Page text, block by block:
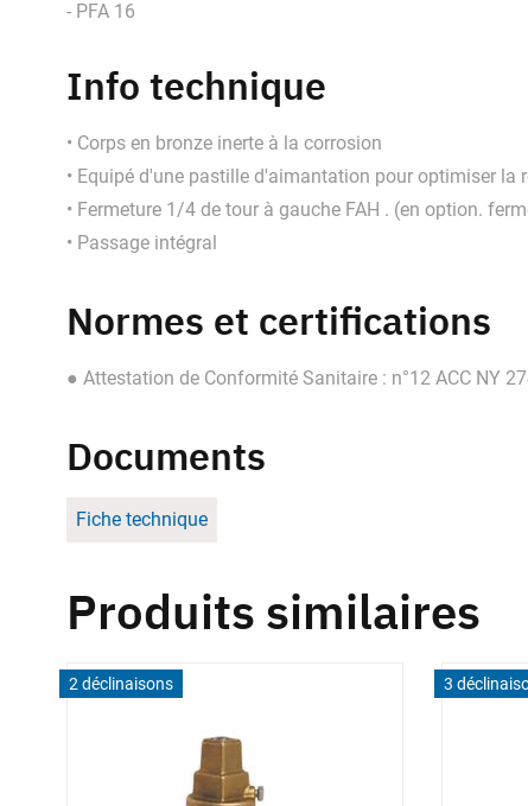
- PFA 16
Info technique
• Corps en bronze inerte à la corrosion
• Equipé d'une pastille d'aimantation pour optimiser la
• Fermeture 1/4 de tour à gauche FAH . (en option.
• Passage intégral
Normes et certifications
● Attestation de Conformité Sanitaire : n°12 ACC NY
Documents
Fiche technique
Produits similaires
2 déclinaisons 3